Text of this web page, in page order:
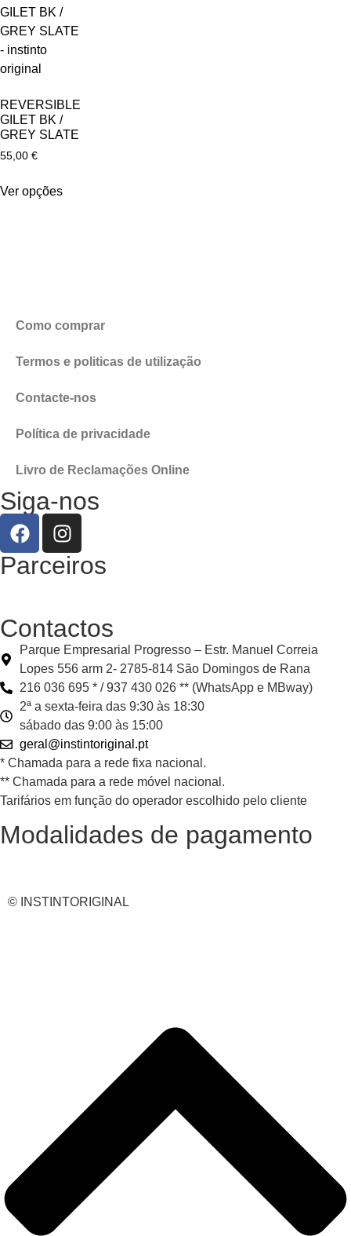
REVERSIBLE
GILET BK /
GREY SLATE
55,00 €
Ver opções
Como comprar
Termos e politicas de utilização
Contacte-nos
Política de privacidade
Livro de Reclamações Online
Siga-nos
Parceiros
Contactos
Parque Empresarial Progresso – Estr. Manuel Correia
Lopes 556 arm 2- 2785-814 São Domingos de Rana
216 036 695 * / 937 430 026 ** (WhatsApp e MBway)
2ª a sexta-feira das 9:30 às 18:30
sábado das 9:00 às 15:00
geral@instintoriginal.pt
* Chamada para a rede fixa nacional.
** Chamada para a rede móvel nacional.
Tarifários em função do operador escolhido pelo cliente
Modalidades de pagamento
© INSTINTORIGINAL